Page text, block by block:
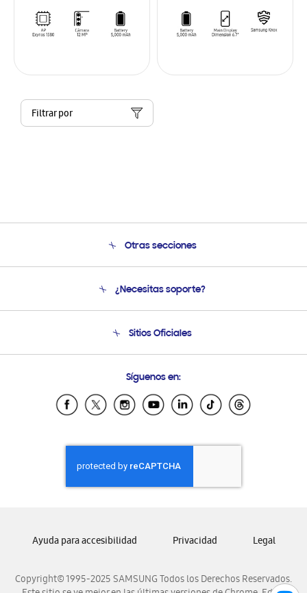
Filtrar por
Otras secciones
Soporte
¿Necesitas soporte?
Soporte vía eMail
Sitios Oficiales
Samsung Ecuador
Samsung El Salvador
Samsung Honduras
Samsung Nicaragua
Samsung Panamá
Samsung Venezuela
Síguenos en:
Copyright© 1995-2025 SAMSUNG Todos los Derechos Reservados.
Ayuda para accesibilidad Privacidad Legal